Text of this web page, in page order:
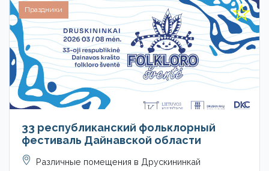
Праздники
33 pеспубликанский фольклорный
фестиваль Дайнавской области
Различные помещения в Друскининкай